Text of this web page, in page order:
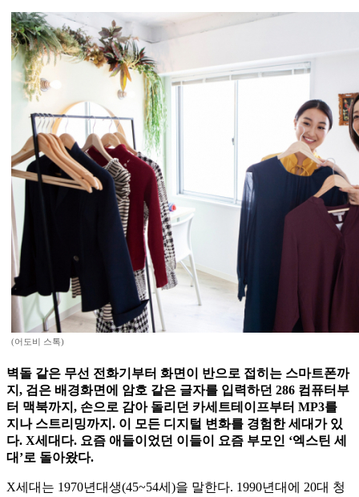
(어도비 스톡)
벽돌 같은 무선 전화기부터 화면이 반으로 접히는 스마트폰까
지, 검은 배경화면에 암호 같은 글자를 입력하던 286 컴퓨터부
터 맥북까지, 손으로 감아 돌리던 카세트테이프부터 MP3를
지나 스트리밍까지. 이 모든 디지털 변화를 경험한 세대가 있
다. X세대다. 요즘 애들이었던 이들이 요즘 부모인 ‘엑스틴 세
대’로 돌아왔다.
X세대는 1970년대생(45~54세)을 말한다. 1990년대에 20대 청